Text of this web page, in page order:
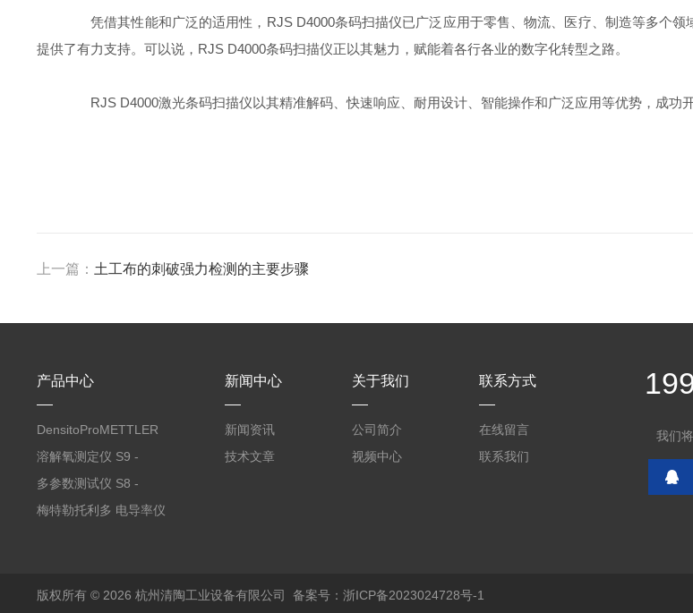
凭借其性能和广泛的适用性，RJS D4000条码扫描仪已广泛应用于零售、物流、医疗、制造等多个领
提供了有力支持。可以说，RJS D4000条码扫描仪正以其魅力，赋能着各行各业的数字化转型之路。
RJS D4000激光条码扫描仪以其精准解码、快速响应、耐用设计、智能操作和广泛应用等优势，成功开
上一篇： 土工布的刺破强力检测的主要步骤
产品中心
DensitoProMETTLER
TOLEDO梅特勒托利多
手持式密度计
溶解氧测定仪 S9 -
Standard Kit
多参数测试仪 S8 -
Meter 便携式 pH离子仪
梅特勒托利多 电导率仪
新闻中心
新闻资讯
技术文章
关于我们
公司简介
视频中心
联系方式
在线留言
联系我们
我们
版权所有 © 2026 杭州清陶工业设备有限公司 备案号：浙ICP备2023024728号-1